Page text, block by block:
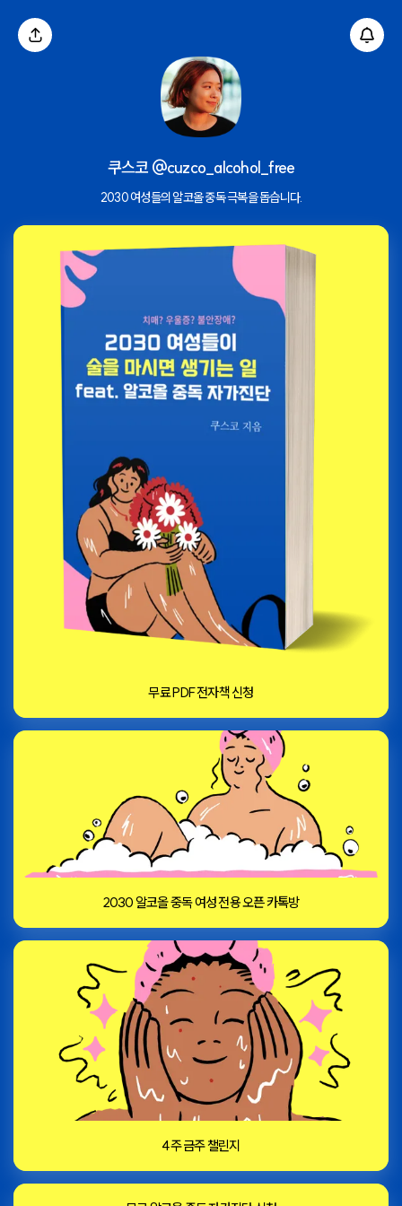
쿠스코 @cuzco_alcohol_free
2030 여성들의 알코올 중독 극복을 돕습니다.
무료 PDF 전자책 신청
2030 알코올 중독 여성 전용 오픈 카톡방
4주 금주 챌린지